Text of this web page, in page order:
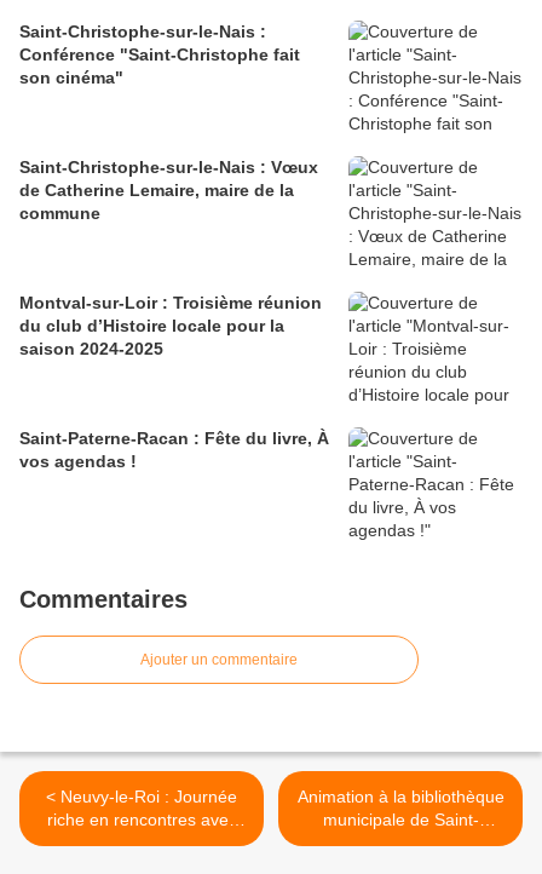
Saint-Christophe-sur-le-Nais :
Conférence "Saint-Christophe fait
son cinéma"
Saint-Christophe-sur-le-Nais : Vœux
de Catherine Lemaire, maire de la
commune
Montval-sur-Loir : Troisième réunion
du club d’Histoire locale pour la
saison 2024-2025
Saint-Paterne-Racan : Fête du livre, À
vos agendas !
Commentaires
Ajouter un commentaire
< Neuvy-le-Roi : Journée
riche en rencontres avec
les professionnels du
Animation à la bibliothèque
municipale de Saint-
Christophe-sur-le-Nais >